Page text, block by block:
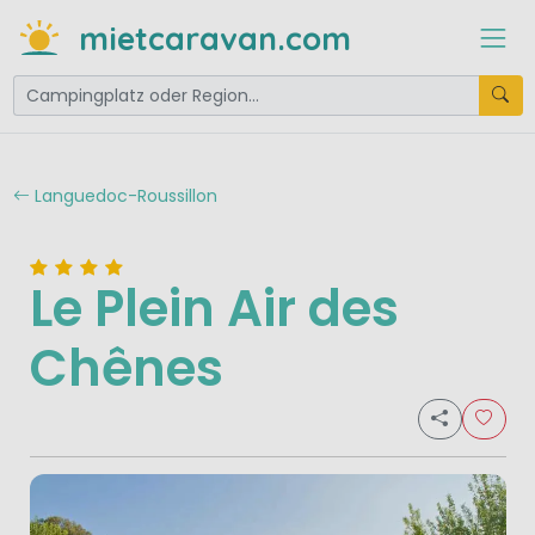
mietcaravan.com
Languedoc-Roussillon
Le Plein Air des
Chênes